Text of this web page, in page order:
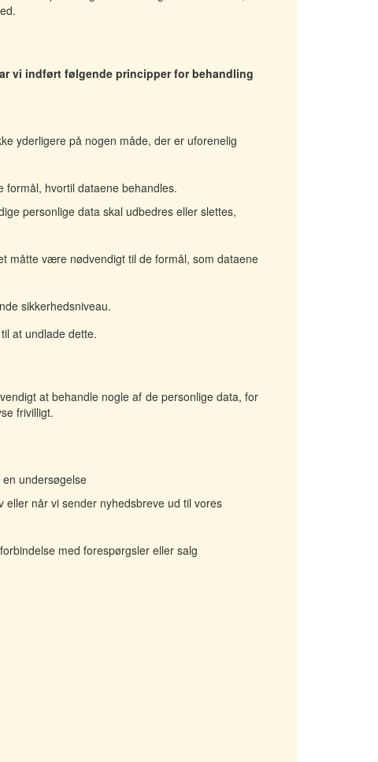
vi indført følgende principper for behandling
yderligere på nogen måde, der er uforenelig
hvortil dataene behandles.
personlige data skal udbedres eller slettes,
måtte være nødvendigt til de formål, som dataene
sikkerhedsniveau.
at undlade dette.
at behandle nogle af de personlige data, for
frivilligt.
undersøgelse
når vi sender nyhedsbreve ud til vores
med forespørgsler eller salg